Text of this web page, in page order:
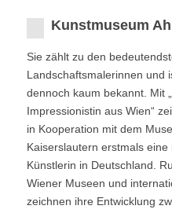
Kunstmuseum
Sie zählt zu den
Landschaftsmalerinnen
dennoch kaum bekannt. Mit
Impressionistin aus Wien“
in Kooperation mit dem
Kaiserslautern erstmals
Künstlerin in Deutschland.
Wiener Museen und
zeichnen ihre Entwicklung